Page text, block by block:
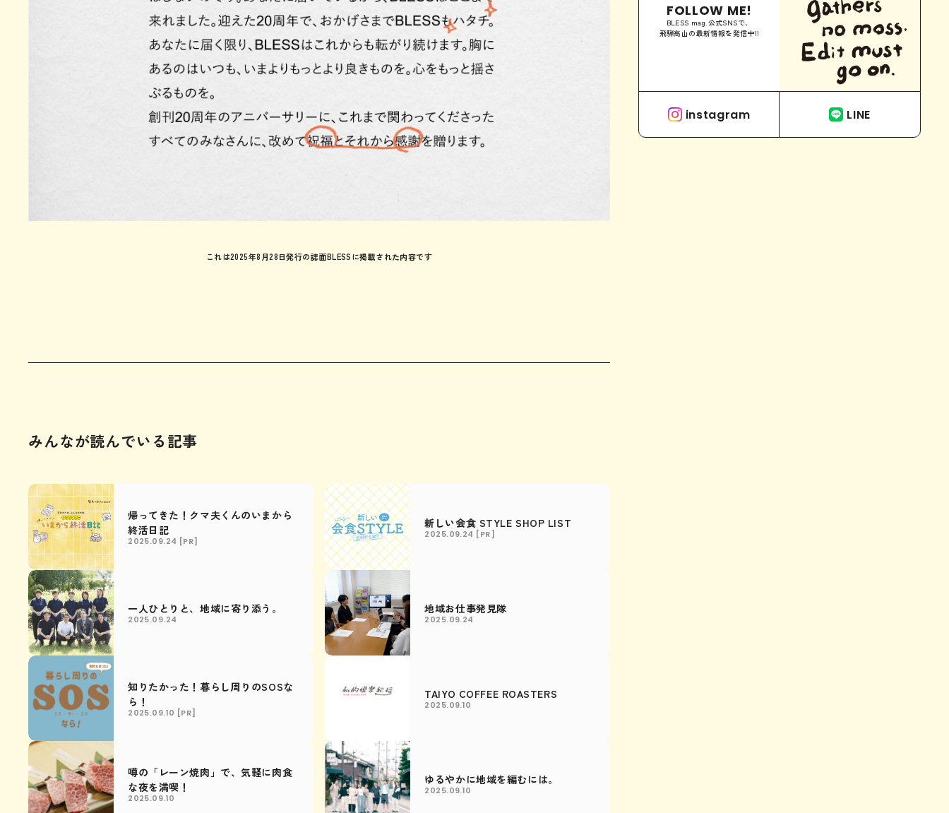
これは2025年8月28日発行の誌面BLESSに掲載された内容です
みんなが読んでいる記事
帰ってきた！クマ夫くんのいまから
終活日記
2025.09.24 [PR]
新しい会食 STYLE SHOP LIST
2025.09.24 [PR]
一人ひとりと、地域に寄り添う。
2025.09.24
地域お仕事発見隊
2025.09.24
知りたかった！暮らし周りのSOSな
ら！
2025.09.10 [PR]
TAIYO COFFEE ROASTERS
2025.09.10
噂の「レーン焼肉」で、気軽に肉食
な夜を満喫！
2025.09.10
ゆるやかに地域を編むには。
2025.09.10
FOLLOW ME!
BLESS mag.公式SNSで、
飛騨高山の最新情報を発信中!!
instagram LINE